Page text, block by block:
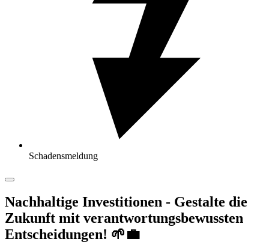
Schadensmeldung
Nachhaltige Investitionen - Gestalte die
Zukunft mit verantwortungsbewussten
Entscheidungen! 🌱💼